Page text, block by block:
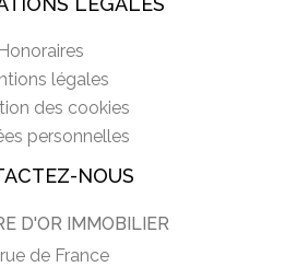
Honoraires
légales
des cookies
personnelles
NOUS
D'OR IMMOBILIER
de France